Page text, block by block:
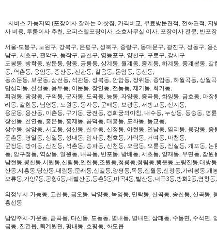
- 서비스 가능지역 (포장이사 잘하는 이삿짐, 가격비교, 무료방문견적, 전화견적,
사 비용, 투룸이사 추천, 오피스텔포장이사, 소호사무실 이사, 포장이사 전문, 반포
서울-도봉구, 노원구, 강북구, 은평구, 성북구, 중랑구, 동대문구, 광진구, 성동구,
남구, 서초구, 관악구, 동작구, 금천구, 영등포구, 양천구, 구로구, 강서구
도봉동, 방학동, 쌍문동, 창동, 공릉동, 상계동, 월계동, 중계동, 하계동, 중계본동,
동, 역촌동, 응암동, 증산동, 진관동, 길음동, 돈암동, 동선동,
동소문동, 보문동, 삼선동, 석관동, 성북동, 안암동, 장위동, 종암동, 하월곡동, 상월
답십리동, 신설동, 용두동, 이문동, 장안동, 전농동, 제기동, 회기동,
휘경동, 광장동, 구의동, 군자동, 도곡동, 능동, 자양동, 중곡동, 화양동, 금호동, 마
리동, 갈현동, 남영동, 도원동, 동자동, 문배동, 보광동, 서빙고동, 신계동,
용문동, 용산동, 이촌동, 구기동, 궁전동, 경희궁의아침, 내수동, 누상동, 동숭동, 명
창천동, 천연동, 홍은동, 홍제동, 공덕동, 대흥동, 도화동, 동교동,
상수동, 상암동, 서교동, 성산동, 신수동, 신정동, 아현동, 연남동, 염리동, 용강동,
둔촌동, 명일동, 상일동, 성내동, 암사동, 천호동, 가락동, 거여동, 마천동,
문정동, 방이동, 삼전동, 석촌동, 송파동, 신천동, 오금동, 오륜동, 잠실동, 개포동,
동, 압구정동, 역삼동, 일원동, 내곡동, 반포동, 방배동, 서초동, 양재동, 우면동, 잠원
남현동,봉천동,서원동,신림동,인헌동,조원동,청룡동,청림동,행운동,노량진동,대방
산동,시흥동,당산동,대림동,문래동,신길동,양평동,목동,신월동,신정동,가리봉동,개
오류동,가양7동,공항6동,내발산동,등촌5동,마곡4동,발산동,내곡3동,방화2동,염창동
의정부시-가능동, 고산동, 금오동, 낙양동, 녹양동, 민락동, 산곡동, 송산동, 신곡동,
흥선동
남양주시-가운동, 금곡동, 다산동, 도농동, 별내동, 별내면, 삼패동, 수동면, 수석면,
금동, 진건읍, 퇴계원면, 평내동, 호평동, 화도읍